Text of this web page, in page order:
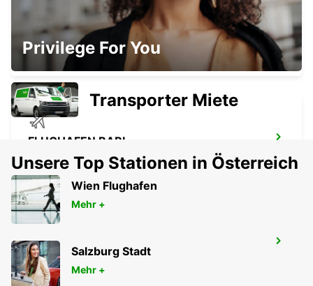
NOCERA INFERIORE
NOCERA INFERIORE - ITALY
FLUGHAFEN BARI
BARI - ITALY
FLUGHAFEN BRINDISI
BRINDISI - ITALY
Privilege For You
Transporter Miete
Unsere Top Stationen in Österreich
Wien Flughafen
Mehr +
Salzburg Stadt
Mehr +